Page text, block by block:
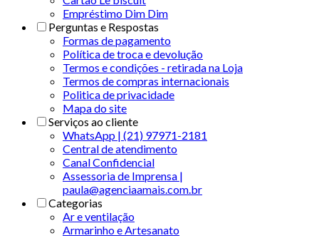
Empréstimo Dim Dim
Perguntas e Respostas
Formas de pagamento
Política de troca e devolução
Termos e condições - retirada na Loja
Termos de compras internacionais
Politica de privacidade
Mapa do site
Serviços ao cliente
WhatsApp | (21) 97971-2181
Central de atendimento
Canal Confidencial
Assessoria de Imprensa |
paula@agenciaamais.com.br
Categorias
Ar e ventilação
Armarinho e Artesanato